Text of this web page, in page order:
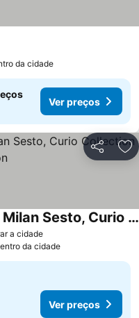
da cidade
Ver preços
Partilhar
a cidade
Grand Hotel Villa Torretta Milan Sesto, Curio Collection by Hilton
da cidade
Ver preços